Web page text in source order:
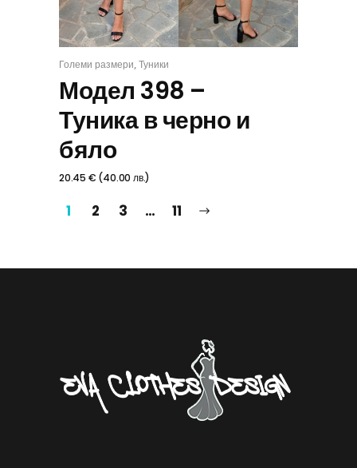
ИЗБЕРИ
Големи размери,Туники
Модел 398 –
Туника в черно и
бяло
20.45 € (40.00лв.)
1 2 3 … 11